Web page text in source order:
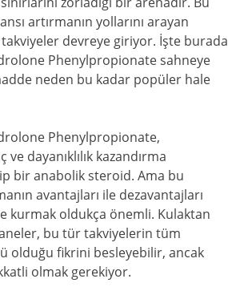
artırmanın yollarını arayan
devreye giriyor. İşte burada
Phenylpropionate sahneye
neden bu kadar popüler hale
Phenylpropionate,
dayanıklılık kazandırma
bir anabolik steroid. Ama bu
avantajları ile dezavantajları
kurmak oldukça önemli. Kulaktan
bu tür takviyelerin tüm
olduğu fikrini besleyebilir, ancak
olmak gerekiyor.